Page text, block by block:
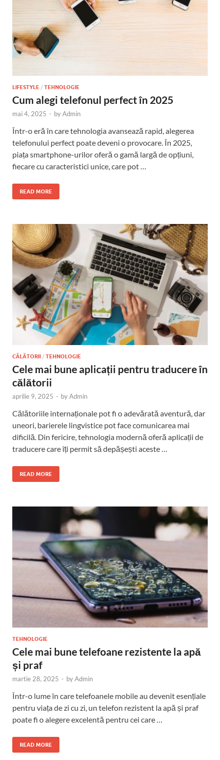
LIFESTYLE / TEHNOLOGIE
Cum alegi telefonul perfect în 2025
mai 4, 2025 - byAdmin
Într-o eră în care tehnologia avansează rapid, alegerea
telefonului perfect poate deveni o provocare. În 2025,
piața smartphone-urilor oferă o gamă largă de opțiuni,
fiecare cu caracteristici unice, care pot …
READ MORE
CĂLĂTORII / TEHNOLOGIE
Cele mai bune aplicații pentru traducere în
călătorii
aprilie 9, 2025 - byAdmin
Călătoriile internaționale pot fi o adevărată aventură, dar
uneori, barierele lingvistice pot face comunicarea mai
dificilă. Din fericire, tehnologia modernă oferă aplicații de
traducere care îți permit să depășești aceste …
READ MORE
TEHNOLOGIE
Cele mai bune telefoane rezistente la apă
și praf
martie 28, 2025 - byAdmin
Într-o lume în care telefoanele mobile au devenit esențiale
pentru viața de zi cu zi, un telefon rezistent la apă și praf
poate fi o alegere excelentă pentru cei care …
READ MORE